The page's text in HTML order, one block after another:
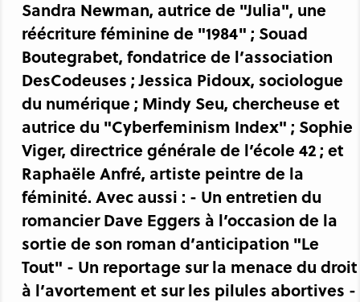
Sandra Newman, autrice de "Julia", une
réécriture féminine de "1984" ; Souad
Boutegrabet, fondatrice de l’association
DesCodeuses ; Jessica Pidoux, sociologue
du numérique ; Mindy Seu, chercheuse et
autrice du "Cyberfeminism Index" ; Sophie
Viger, directrice générale de l’école 42 ; et
Raphaële Anfré, artiste peintre de la
féminité. Avec aussi : - Un entretien du
romancier Dave Eggers à l’occasion de la
sortie de son roman d’anticipation "Le
Tout" - Un reportage sur la menace du droit
à l’avortement et sur les pilules abortives -